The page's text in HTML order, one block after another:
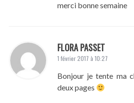
merci bonne semaine
FLORA PASSET
1 février 2017 à 10:27
Bonjour je tente ma
deux pages